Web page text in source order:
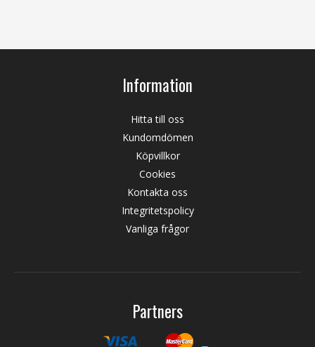
Information
Hitta till oss
Kundomdömen
Köpvillkor
Cookies
Kontakta oss
Integritetspolicy
Vanliga frågor
Partners